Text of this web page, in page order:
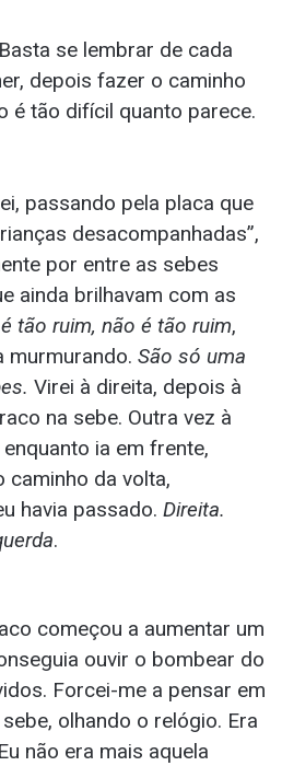
se lembrar de cada
depois fazer o caminho
é tão difícil quanto parece.
passando pela placa que
desacompanhadas”,
por entre as sebes
ainda brilhavam com as
tão ruim, não é tão ruim,
murmurando. São só uma
Virei à direita, depois à
na sebe. Outra vez à
ia em frente,
caminho da volta,
havia passado. Direita.
.
começou a aumentar um
ouvir o bombear do
Forcei-me a pensar em
olhando o relógio. Era
não era mais aquela